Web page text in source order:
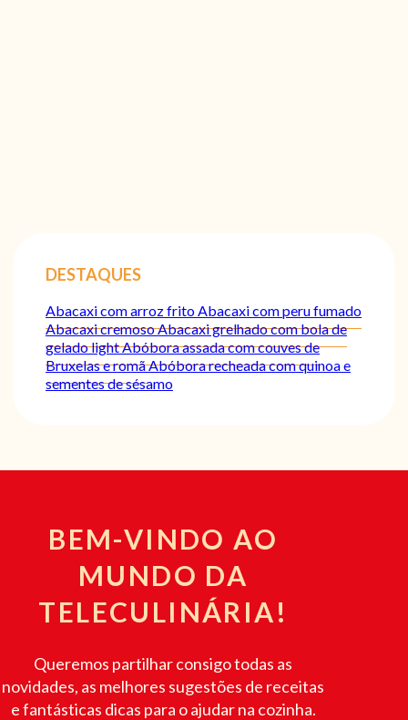
DESTAQUES
Abacaxi com arroz fritoAbacaxi com peru fumado
Abacaxi cremosoAbacaxi grelhado com bola de
gelado lightAbóbora assada com couves de
Bruxelas e romãAbóbora recheada com quinoa e
sementes de sésamo
BEM-VINDO AO
MUNDO DA
TELECULINÁRIA!
Queremos partilhar consigo todas as
novidades, as melhores sugestões de receitas
e fantásticas dicas para o ajudar na cozinha.